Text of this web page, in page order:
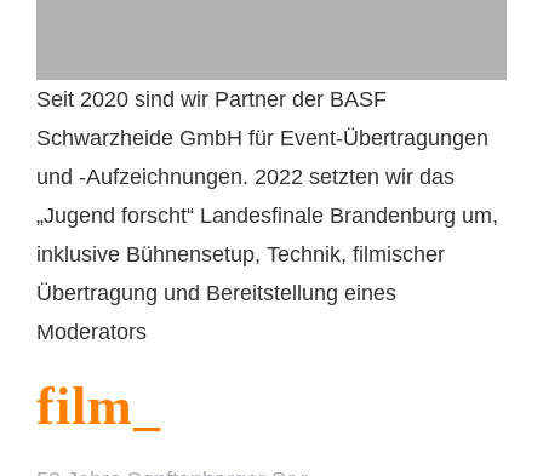
film_
Seit 2020 sind wir Partner der BASF
Schwarzheide GmbH für Event-Übertragungen
und -Aufzeichnungen. 2022 setzten wir das
„Jugend forscht“ Landesfinale Brandenburg um,
inklusive Bühnensetup, Technik, filmischer
Übertragung und Bereitstellung eines
Moderators